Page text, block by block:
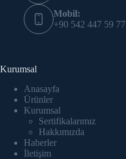
Mobil:
+90 542 447 59 77
Kurumsal
Anasayfa
Ürünler
Kurumsal
Sertifikalarımız
Hakkımızda
Haberler
İletişim